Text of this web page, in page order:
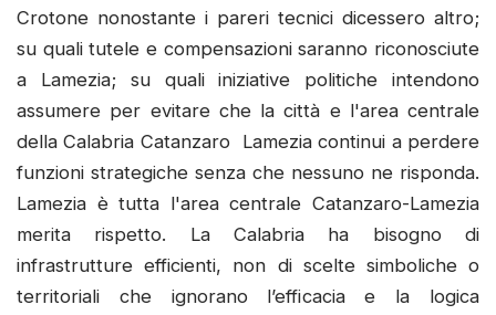
Crotone nonostante i pareri tecnici dicessero altro;
su quali tutele e compensazioni saranno riconosciute
a Lamezia; su quali iniziative politiche intendono
assumere per evitare che la città e l'area centrale
della Calabria Catanzaro Lamezia continui a perdere
funzioni strategiche senza che nessuno ne risponda.
Lamezia è tutta l'area centrale Catanzaro-Lamezia
merita rispetto. La Calabria ha bisogno di
infrastrutture efficienti, non di scelte simboliche o
territoriali che ignorano l’efficacia e la logica